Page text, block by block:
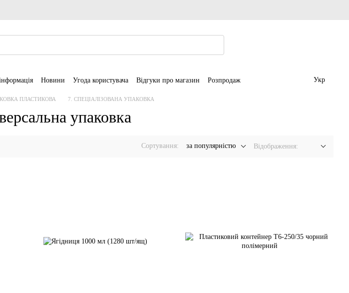
Новини Угода користувача Відгуки про магазин Розпродаж Укр
ПЛАСТИКОВА 7. СПЕЦІАЛІЗОВАНА УПАКОВКА
упаковка
Сортування: за популярністю Відображення: